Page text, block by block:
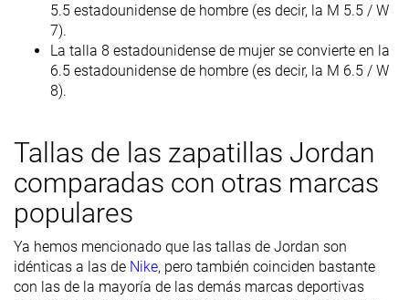
5.5 estadounidense de hombre (es decir, la M 5.5 / W
7).
La talla 8 estadounidense de mujer se convierte en la
6.5 estadounidense de hombre (es decir, la M 6.5 / W
8).
Tallas de las zapatillas Jordan
comparadas con otras marcas
populares
Ya hemos mencionado que las tallas de Jordan son
idénticas a las de Nike, pero también coinciden bastante
con las de la mayoría de las demás marcas deportivas